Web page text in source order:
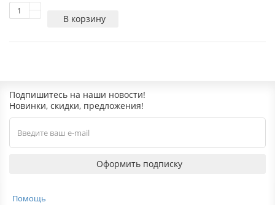
В корзину
Подпишитесь на наши новости!
Новинки, скидки, предложения!
Оформить подписку
Помощь